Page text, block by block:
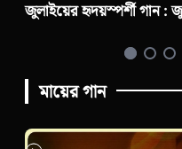
জুলাইয়ের গান : জান দেবো
মায়ের গান